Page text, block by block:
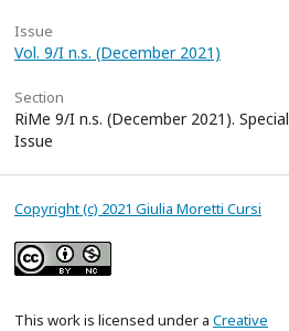
Issue
Vol. 9/I n.s. (December 2021)
Section
RiMe 9/I n.s. (December 2021). Special
Issue
Copyright (c) 2021 Giulia Moretti Cursi
This work is licensed under a Creative